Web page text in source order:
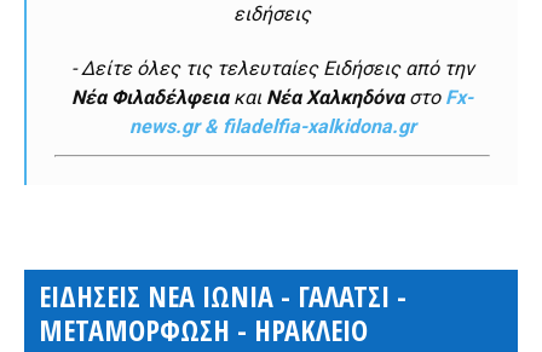
ειδήσεις
- Δείτε όλες τις τελευταίες Ειδήσεις από την
Νέα Φιλαδέλφειακαι Νέα Χαλκηδόναστο Fx-
news.gr & filadelfia-xalkidona.gr
ΕΙΔΗΣΕΙΣ ΝΕΑ ΙΩΝΙΑ - ΓΑΛΑΤΣΙ -
ΜΕΤΑΜΟΡΦΩΣΗ - ΗΡΑΚΛΕΙΟ